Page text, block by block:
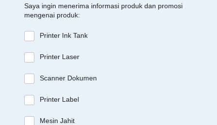
Saya ingin menerima informasi produk dan promosi
mengenai produk:
Printer Ink Tank
Printer Laser
Scanner Dokumen
Printer Label
Mesin Jahit